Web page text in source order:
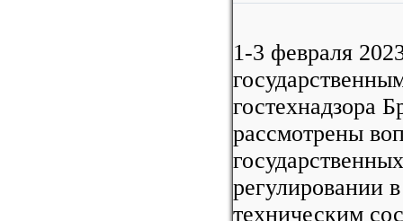
1-3 февраля
гостехнадзора
рассмотрены
регулировании
техническим